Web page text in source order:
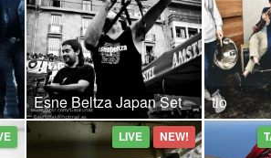
Esne Beltza Japan Set tio
LIVE NEW!